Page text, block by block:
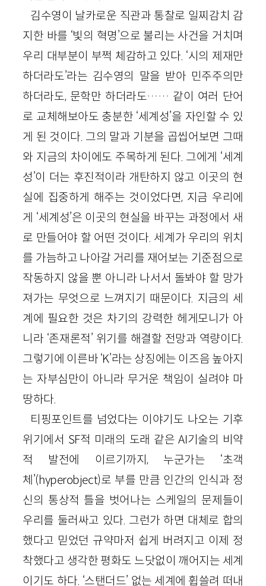
김수영이 날카로운 직관과 통찰로 일찌감치 감
지한 바를 ‘빛의 혁명’으로 불리는 사건을 거치며
우리 대부분이 부쩍 체감하고 있다. ‘시의 제재만
하더라도’라는 김수영의 말을 받아 민주주의만
하더라도, 문학만 하더라도…… 같이 여러 단어
로 교체해보아도 충분한 ‘세계성’을 자인할 수 있
게 된 것이다. 그의 말과 기분을 곱씹어보면 그때
와 지금의 차이에도 주목하게 된다. 그에게 ‘세계
성’이 더는 후진적이라 개탄하지 않고 이곳의 현
실에 집중하게 해주는 것이었다면, 지금 우리에
게 ‘세계성’은 이곳의 현실을 바꾸는 과정에서 새
로 만들어야 할 어떤 것이다. 세계가 우리의 위치
를 가늠하고 나아갈 거리를 재어보는 기준점으로
작동하지 않을 뿐 아니라 나서서 돌봐야 할 망가
져가는 무엇으로 느껴지기 때문이다. 지금의 세
계에 필요한 것은 차기의 강력한 헤게모니가 아
니라 ‘존재론적’ 위기를 해결할 전망과 역량이다.
그렇기에 이른바 ‘K’라는 상징에는 이즈음 높아지
는 자부심만이 아니라 무거운 책임이 실려야 마
땅하다.
티핑포인트를 넘었다는 이야기도 나오는 기후
위기에서 SF적 미래의 도래 같은 AI기술의 비약
적 발전에 이르기까지, 누군가는 ‘초객
체’(hyperobject)로 부를 만큼 인간의 인식과 정
신의 통상적 틀을 벗어나는 스케일의 문제들이
우리를 둘러싸고 있다. 그런가 하면 대체로 합의
했다고 믿었던 규약마저 쉽게 버려지고 이제 정
착했다고 생각한 평화도 느닷없이 깨어지는 세계
이기도 하다. ‘스탠더드’ 없는 세계에 휩쓸려 떠내